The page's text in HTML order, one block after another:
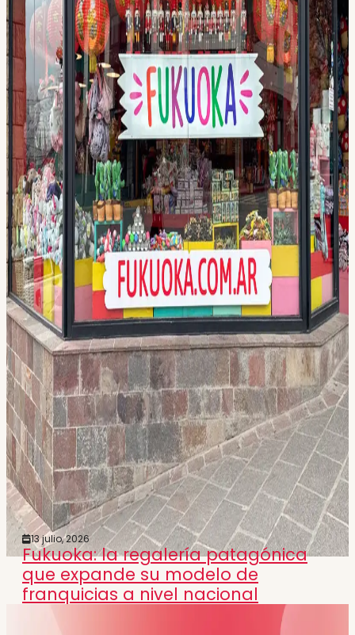
13 julio, 2026
Fukuoka: la regalería patagónica
que expande su modelo de
franquicias a nivel nacional